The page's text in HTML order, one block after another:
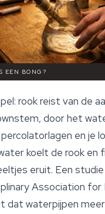
EEN BONG?
rook reist van de
door het
en je
koelt de rook en
eruit. Een
Association for
dat waterpijpen